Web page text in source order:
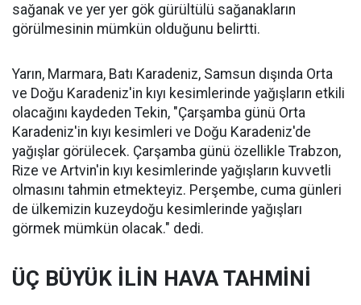
sağanak ve yer yer gök gürültülü sağanakların
görülmesinin mümkün olduğunu belirtti.
Yarın, Marmara, Batı Karadeniz, Samsun dışında Orta
ve Doğu Karadeniz'in kıyı kesimlerinde yağışların etkili
olacağını kaydeden Tekin, "Çarşamba günü Orta
Karadeniz'in kıyı kesimleri ve Doğu Karadeniz'de
yağışlar görülecek. Çarşamba günü özellikle Trabzon,
Rize ve Artvin'in kıyı kesimlerinde yağışların kuvvetli
olmasını tahmin etmekteyiz. Perşembe, cuma günleri
de ülkemizin kuzeydoğu kesimlerinde yağışları
görmek mümkün olacak." dedi.
ÜÇ BÜYÜK İLİN HAVA TAHMİNİ